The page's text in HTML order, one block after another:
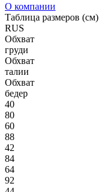
О компании
Таблица размеров (см)
RUS
Обхват
груди
Обхват
талии
Обхват
бедер
40
80
60
88
42
84
64
92